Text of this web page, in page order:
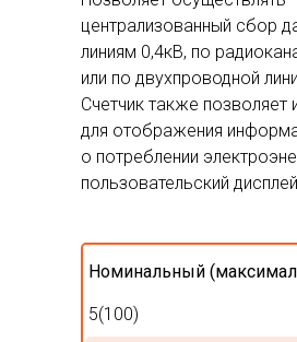
Номинальный
5(100)
централизованный сбор
линиям 0,4кВ, по
или по двухпроводной
Счетчик также позволяет
для отображения
о потреблении
пользовательский